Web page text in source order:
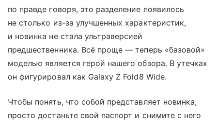
по правде говоря, это разделение появилось
не столько из-за улучшенных характеристик,
и новинка не стала ультраверсией
предшественника. Всё проще — теперь «базовой»
моделью является герой нашего обзора. В утечках
он фигурировал как Galaxy Z Fold8 Wide.
Чтобы понять, что собой представляет новинка,
просто достаньте свой паспорт и снимите с него